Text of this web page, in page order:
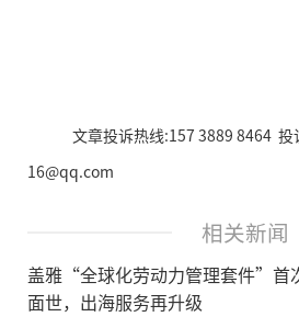
文章投诉热线:157 3889 8464
16@qq.com
相关新闻
盖雅“全球化劳动力管理套件”首
面世，出海服务再升级